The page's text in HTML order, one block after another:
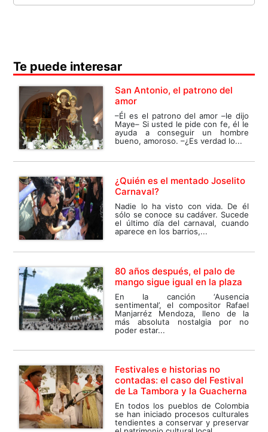
Te puede interesar
San Antonio, el patrono del
amor
–Él es el patrono del amor –le dijo
Maye– Si usted le pide con fe, él le
ayuda a conseguir un hombre
bueno, amoroso. –¿Es verdad lo...
¿Quién es el mentado Joselito
Carnaval?
Nadie lo ha visto con vida. De él
sólo se conoce su cadáver. Sucede
el último día del carnaval, cuando
aparece en los barrios,...
80 años después, el palo de
mango sigue igual en la plaza
En la canción ‘Ausencia
sentimental’, el compositor Rafael
Manjarréz Mendoza, lleno de la
más absoluta nostalgia por no
poder estar...
Festivales e historias no
contadas: el caso del Festival
de La Tambora y la Guacherna
En todos los pueblos de Colombia
se han iniciado procesos culturales
tendientes a conservar y preservar